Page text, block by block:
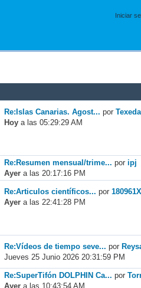
Iniciar
Re:Islas Canarias. Agost... por
Hoy a las 05:29:29 AM
Re:Resumen mensual/trime... poripj
Ayer a las 20:17:16 PM
Re:Articulos científicos... por180961X
Ayer a las 22:41:28 PM
Re:Vídeos de tiempo seve... por
Jueves 25 Junio 2026 20:31:59 PM
Re:SuperTifón DOLPHIN Ca... por
Ayer a las 10:43:54 AM